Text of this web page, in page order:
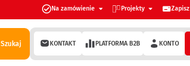
Na zamówienie Projekty
Szukaj KONTAKT PLATFORMA B2B KONTO